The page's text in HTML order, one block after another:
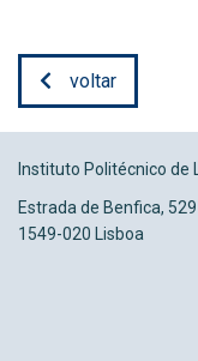
voltar
Instituto Politécnico de
Estrada de Benfica, 529
1549-020 Lisboa